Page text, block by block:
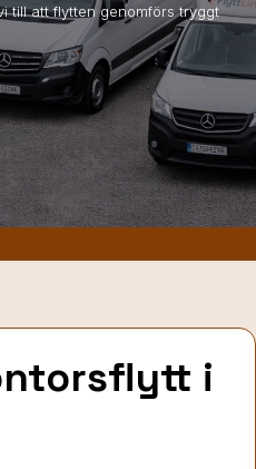
till att flytten genomförs tryggt
i